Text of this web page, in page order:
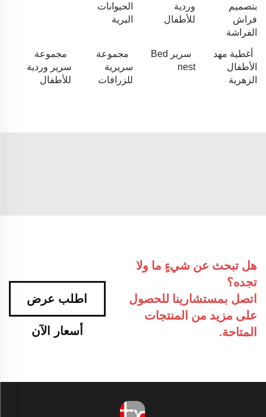
بتصميم
فراش
الفراشة
وردية
للأطفال
الحيوانات
البرية
أغطية مهد
الأطفال
الزهرية
سرير Bed
nest
مجموعة
سريرية
للزرافات
مجموعة
سرير وردية
للأطفال
هل تبحث عن شيءٍ ما ولا
تجده؟
اتصل بمستشارينا للحصول
على مزيد من المنتجات
المتاحة.
اطلب عرض
أسعار الآن